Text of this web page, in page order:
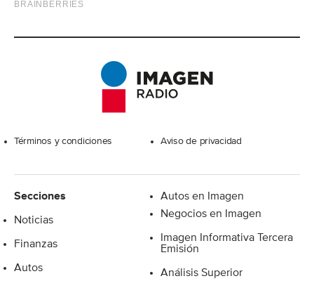
Términos y condiciones Aviso de privacidad
Secciones
Noticias
Finanzas
Autos
Autos en Imagen
Negocios en Imagen
Imagen Informativa Tercera
Emisión
Análisis Superior